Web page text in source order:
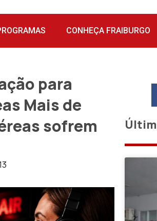
CONHEÇA FRAIBURGO
para
Mais de
sofrem